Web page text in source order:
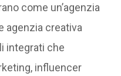
come un’agenzia
agenzia creativa
integrati che
influencer